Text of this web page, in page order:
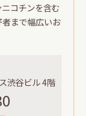
コチンを含む
まで幅広いお
渋谷ビル 4階